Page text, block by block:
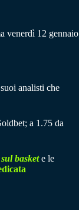
venerdì 12 gennaio
analisti che
a 1.75 da
sul baskete le